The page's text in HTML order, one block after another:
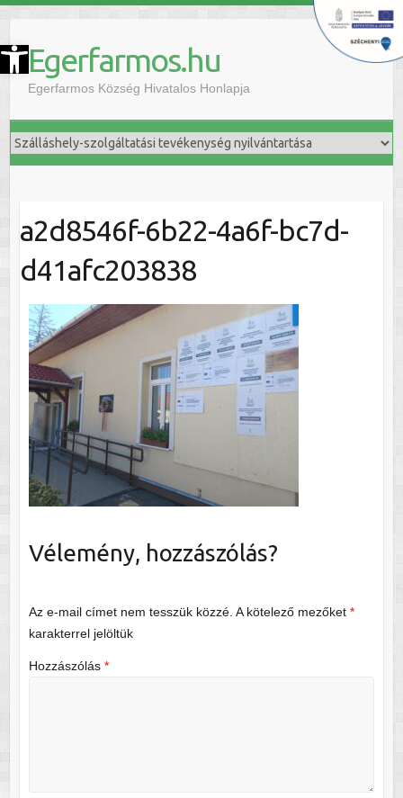
Eszköztár megnyitása Egerfarmos.hu
Egerfarmos Község Hivatalos Honlapja
a2d8546f-6b22-4a6f-bc7d-
d41afc203838
Vélemény, hozzászólás?
Az e-mail címet nem tesszük közzé. A kötelező mezőket *
karakterrel jelöltük
Hozzászólás *